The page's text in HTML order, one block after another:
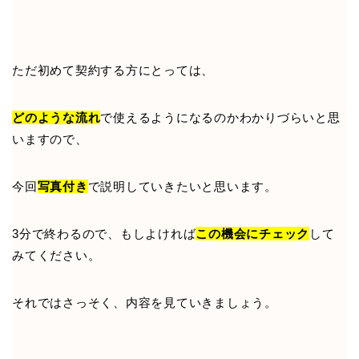
ただ初めて契約する方にとっては、
どのような流れで使えるようになるのかわかりづらいと思
いますので、
今回写真付き で説明していきたいと思います。
3分で終わるので、もしよければこの機会にチェック して
みてください。
それではさっそく、内容を見ていきましょう。